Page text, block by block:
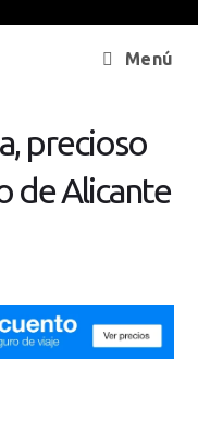
Menú
precioso
de Alicante